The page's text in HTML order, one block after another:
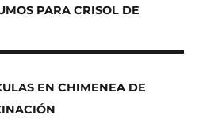
PARA CRISOL DE
EN CHIMENEA DE